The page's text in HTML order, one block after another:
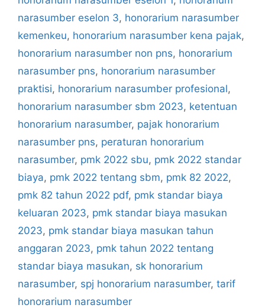
narasumber eselon 3, honorarium narasumber
kemenkeu, honorarium narasumber kena pajak,
honorarium narasumber non pns, honorarium
narasumber pns, honorarium narasumber
praktisi, honorarium narasumber profesional,
honorarium narasumber sbm 2023, ketentuan
honorarium narasumber, pajak honorarium
narasumber pns, peraturan honorarium
narasumber, pmk 2022 sbu, pmk 2022 standar
biaya, pmk 2022 tentang sbm, pmk 82 2022,
pmk 82 tahun 2022 pdf, pmk standar biaya
keluaran 2023, pmk standar biaya masukan
2023, pmk standar biaya masukan tahun
anggaran 2023, pmk tahun 2022 tentang
standar biaya masukan, sk honorarium
narasumber, spj honorarium narasumber, tarif
honorarium narasumber